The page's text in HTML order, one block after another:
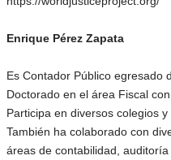
Enrique Pérez Zapata
Es Contador Público egresado
Doctorado en el área Fiscal
Participa en diversos colegios
También ha colaborado con
áreas de contabilidad,